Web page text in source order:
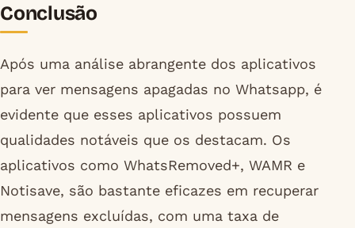
Conclusão
Após uma análise abrangente dos aplicativos
para ver mensagens apagadas no Whatsapp, é
evidente que esses aplicativos possuem
qualidades notáveis que os destacam. Os
aplicativos como WhatsRemoved+, WAMR e
Notisave, são bastante eficazes em recuperar
mensagens excluídas, com uma taxa de